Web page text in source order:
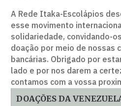
A Rede Itaka-Escolápios
esse movimento
solidariedade, convidando-
doação por meio de nossas
bancárias. Obrigado por
lado e por nos darem a
contamos com a vossa
DOAÇÕES DA